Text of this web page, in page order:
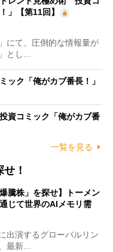
」【第11回】
にて、圧倒的な情報量が
とし…
ク「俺がカブ番長！」
資コミック「俺がカブ番
一覧を見る
！
騰株」を探せ】トーメン
じて世界のAIメモリ需
出演するグローバルリン
最新…